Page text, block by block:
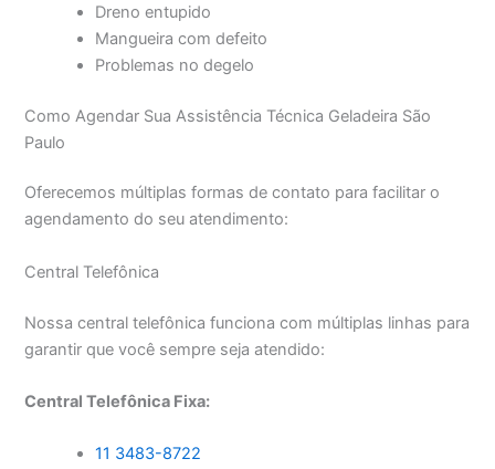
Dreno entupido
Mangueira com defeito
Problemas no degelo
Como Agendar Sua Assistência Técnica Geladeira São
Paulo
Oferecemos múltiplas formas de contato para facilitar o
agendamento do seu atendimento:
Central Telefônica
Nossa central telefônica funciona com múltiplas linhas para
garantir que você sempre seja atendido:
Central Telefônica Fixa:
11 3483-8722